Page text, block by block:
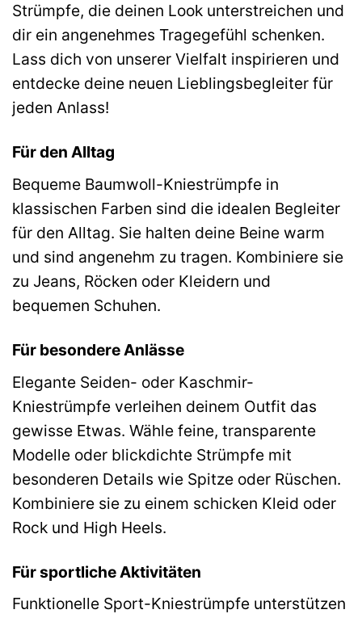
Strümpfe, die deinen Look unterstreichen und
dir ein angenehmes Tragegefühl schenken.
Lass dich von unserer Vielfalt inspirieren und
entdecke deine neuen Lieblingsbegleiter für
jeden Anlass!
Für den Alltag
Bequeme Baumwoll-Kniestrümpfe in
klassischen Farben sind die idealen Begleiter
für den Alltag. Sie halten deine Beine warm
und sind angenehm zu tragen. Kombiniere sie
zu Jeans, Röcken oder Kleidern und
bequemen Schuhen.
Für besondere Anlässe
Elegante Seiden- oder Kaschmir-
Kniestrümpfe verleihen deinem Outfit das
gewisse Etwas. Wähle feine, transparente
Modelle oder blickdichte Strümpfe mit
besonderen Details wie Spitze oder Rüschen.
Kombiniere sie zu einem schicken Kleid oder
Rock und High Heels.
Für sportliche Aktivitäten
Funktionelle Sport-Kniestrümpfe unterstützen